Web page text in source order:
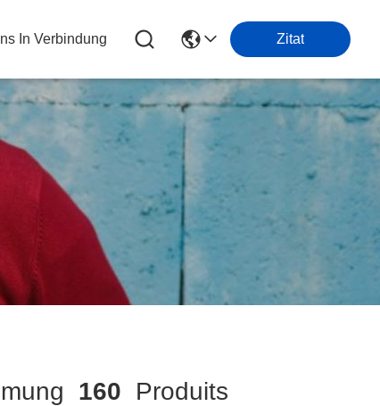
In Verbindung Zitat
160 Produits